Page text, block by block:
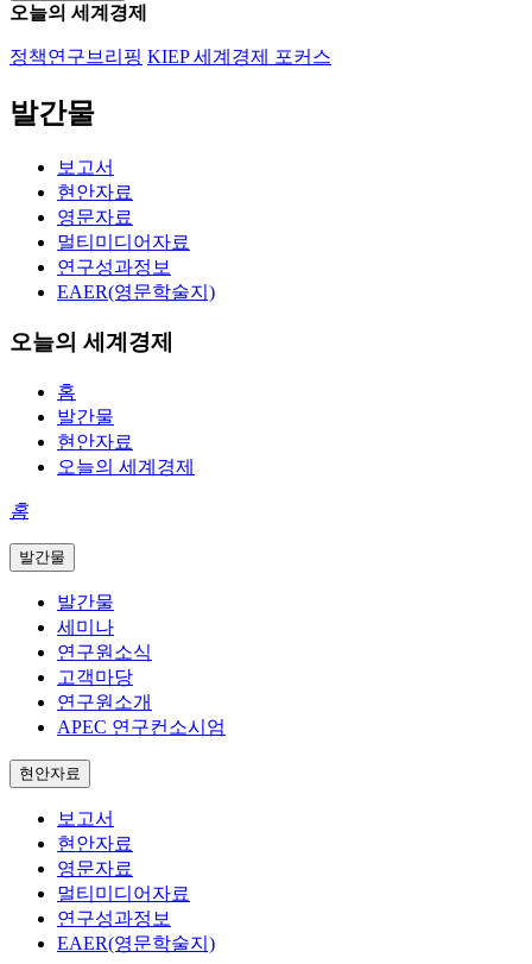
오늘의 세계경제
정책연구브리핑 KIEP 세계경제 포커스
발간물
보고서
현안자료
영문자료
멀티미디어자료
연구성과정보
EAER(영문학술지)
오늘의 세계경제
홈
발간물
현안자료
오늘의 세계경제
홈
발간물
발간물
세미나
연구원소식
고객마당
연구원소개
APEC 연구컨소시엄
현안자료
보고서
현안자료
영문자료
멀티미디어자료
연구성과정보
EAER(영문학술지)